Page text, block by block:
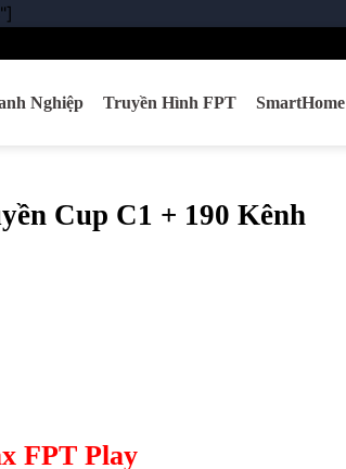
dungNghiệp Truyền Hình FPT SmartHome
Cup C1 + 190 Kênh
FPT Play